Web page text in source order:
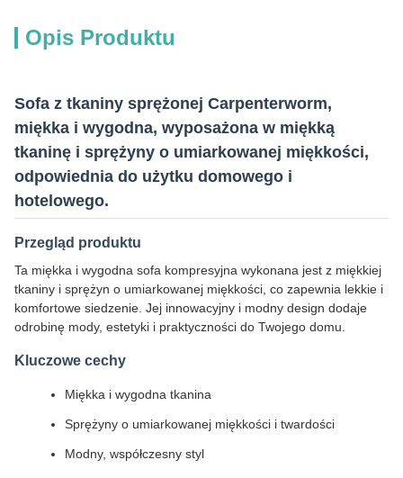
Opis Produktu
Sofa z tkaniny sprężonej Carpenterworm,
miękka i wygodna, wyposażona w miękką
tkaninę i sprężyny o umiarkowanej miękkości,
odpowiednia do użytku domowego i
hotelowego.
Przegląd produktu
Ta miękka i wygodna sofa kompresyjna wykonana jest z miękkiej
tkaniny i sprężyn o umiarkowanej miękkości, co zapewnia lekkie i
komfortowe siedzenie. Jej innowacyjny i modny design dodaje
odrobinę mody, estetyki i praktyczności do Twojego domu.
Kluczowe cechy
Miękka i wygodna tkanina
Sprężyny o umiarkowanej miękkości i twardości
Modny, współczesny styl